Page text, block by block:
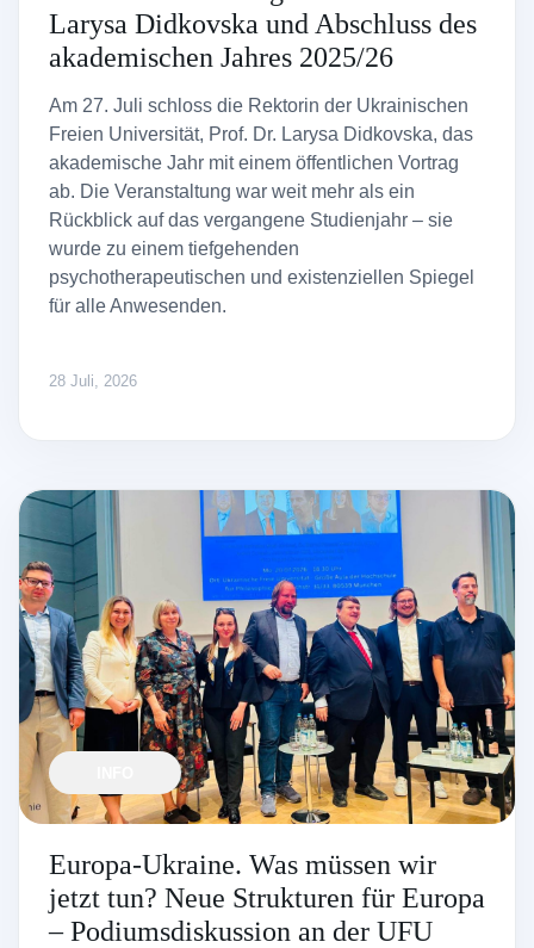
Larysa Didkovska und Abschluss des
akademischen Jahres 2025/26
Am 27. Juli schloss die Rektorin der Ukrainischen
Freien Universität, Prof. Dr. Larysa Didkovska, das
akademische Jahr mit einem öffentlichen Vortrag
ab. Die Veranstaltung war weit mehr als ein
Rückblick auf das vergangene Studienjahr – sie
wurde zu einem tiefgehenden
psychotherapeutischen und existenziellen Spiegel
für alle Anwesenden.
28 Juli, 2026
Europa-Ukraine. Was müssen wir
jetzt tun? Neue Strukturen für Europa
– Podiumsdiskussion an der UFU